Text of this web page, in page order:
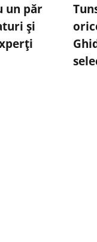
un păr
și